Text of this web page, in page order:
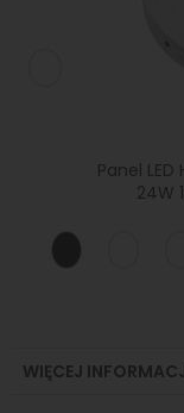
Panel
24W
WIĘCEJ